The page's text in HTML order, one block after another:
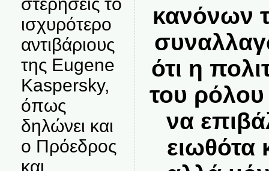
ισχυρότερο
αντιβάριους
της Eugene
Kaspersky,
όπως
δηλώνει και
ο Πρόεδρος
και
κανόνων
ότι η
του ρόλου
να
ειωθότα